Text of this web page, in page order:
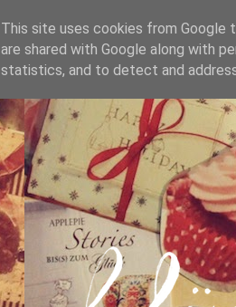
This site uses cookies from Google
are shared with Google along with
statistics, and to detect and